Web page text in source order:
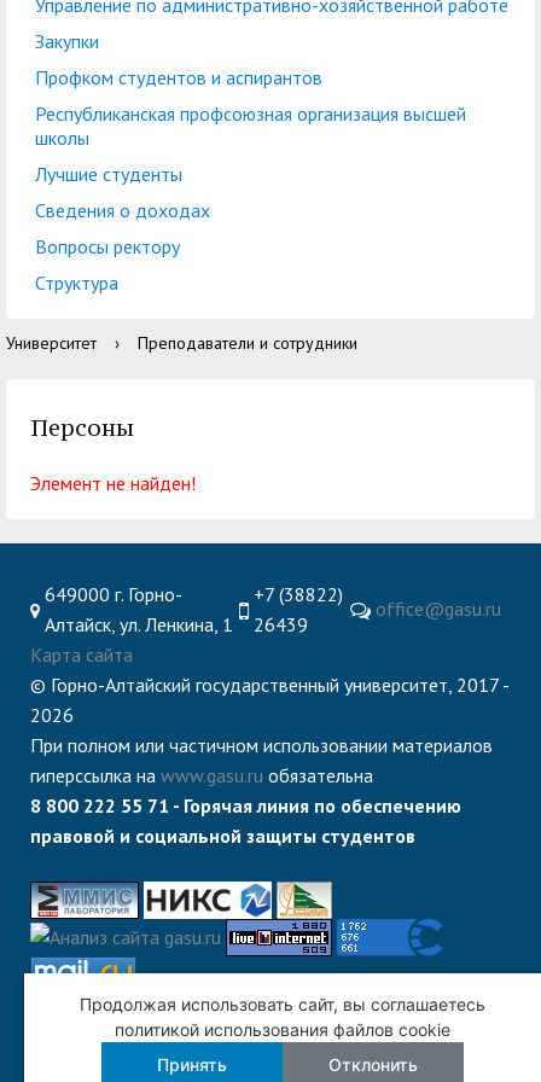
Международная
деятельность
Управление по
административно-
Закупки
Республиканская
организация высшей
Центр тестирования
иностранных граждан
по русскому языку
Центр развития
компетенций
Центр русского языка
представителей)
Образовательный
служением»
академического
отпуска обучающимся
Управление по административно-хозяйственной работе
Закупки
Профком студентов и аспирантов
Республиканская профсоюзная организация высшей
школы
Лучшие студенты
Сведения о доходах
Вопросы ректору
Структура
Университет › Преподаватели и сотрудники
Персоны
Элемент не найден!
649000 г. Горно-
Алтайск, ул. Ленкина, 1
+7 (38822)
26439
office@gasu.ru
Карта сайта
© Горно-Алтайский государственный университет, 2017 -
2026
При полном или частичном использовании материалов
гиперссылка на www.gasu.ru обязательна
8 800 222 55 71 - Горячая линия по обеспечению
правовой и социальной защиты студентов
Продолжая использовать сайт, вы соглашаетесь
политикой использования файлов cookie
Принять
Отклонить